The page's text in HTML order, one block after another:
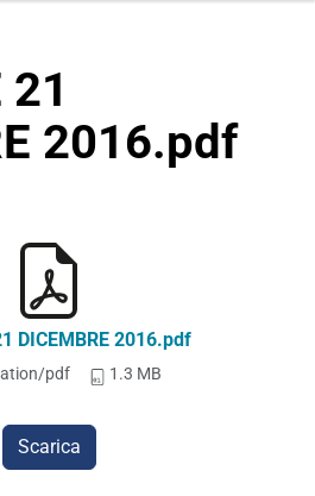
21
2016.pdf
DICEMBRE 2016.pdf
pdf 1.3 MB
Scarica